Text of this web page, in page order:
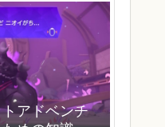
アドベンチ